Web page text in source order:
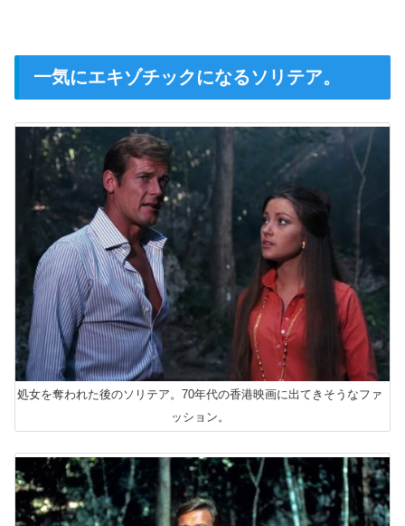
一気にエキゾチックになるソリテア。
処女を奪われた後のソリテア。70年代の香港映画に出てきそうなファ
ッション。